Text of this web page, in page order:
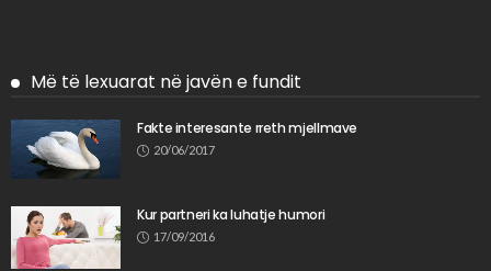
Më të lexuarat në javën e fundit
Fakte interesante rreth mjellmave
20/06/2017
Kur partneri ka luhatje humori
17/09/2016